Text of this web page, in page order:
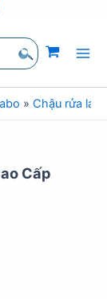
» Chậu rửa
Cấp